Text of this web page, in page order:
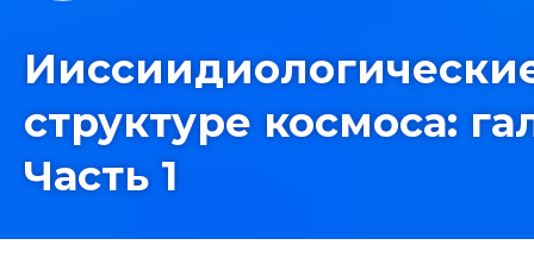
структуре космоса:
Часть 1